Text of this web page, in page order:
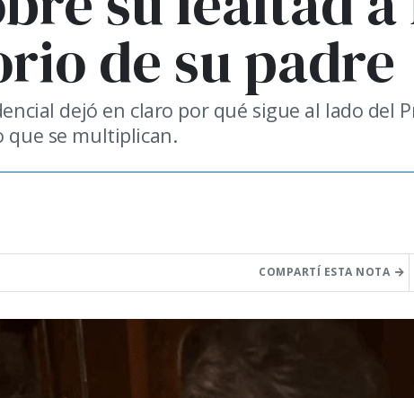
de su padre
dejó en claro por qué sigue al lado del
que se multiplican.
COMPARTÍ ESTA NOTA